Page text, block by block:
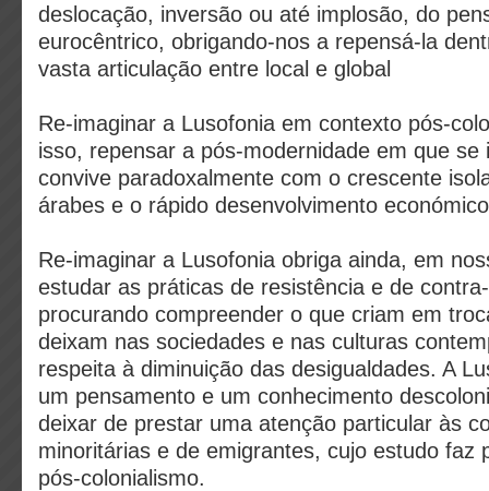
deslocação, inversão ou até implosão, do
eurocêntrico, obrigando-nos a repensá-la
vasta articulação entre local e global
Re-imaginar a Lusofonia em contexto pós-
isso, repensar a pós-modernidade em que se
convive paradoxalmente com o crescente
árabes e o rápido desenvolvimento
Re-imaginar a Lusofonia obriga ainda, em
estudar as práticas de resistência e de
procurando compreender o que criam em
deixam nas sociedades e nas culturas
respeita à diminuição das desigualdades. A
um pensamento e um conhecimento
deixar de prestar uma atenção particular às
minoritárias e de emigrantes, cujo estudo faz
pós-colonialismo.